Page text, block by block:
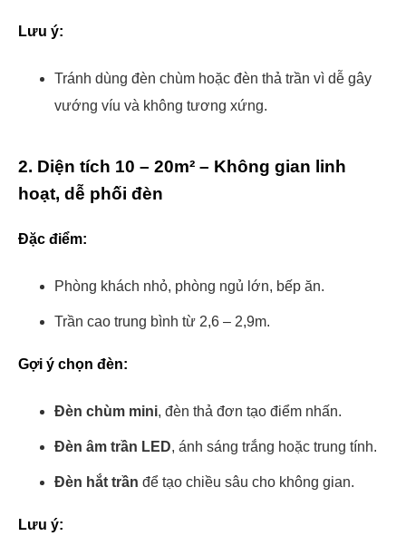
Lưu ý:
Tránh dùng đèn chùm hoặc đèn thả trần vì dễ gây
vướng víu và không tương xứng.
2. Diện tích 10 – 20m² – Không gian linh
hoạt, dễ phối đèn
Đặc điểm:
Phòng khách nhỏ, phòng ngủ lớn, bếp ăn.
Trần cao trung bình từ 2,6 – 2,9m.
Gợi ý chọn đèn:
Đèn chùm mini, đèn thả đơn tạo điểm nhấn.
Đèn âm trần LED, ánh sáng trắng hoặc trung tính.
Đèn hắt trần để tạo chiều sâu cho không gian.
Lưu ý: